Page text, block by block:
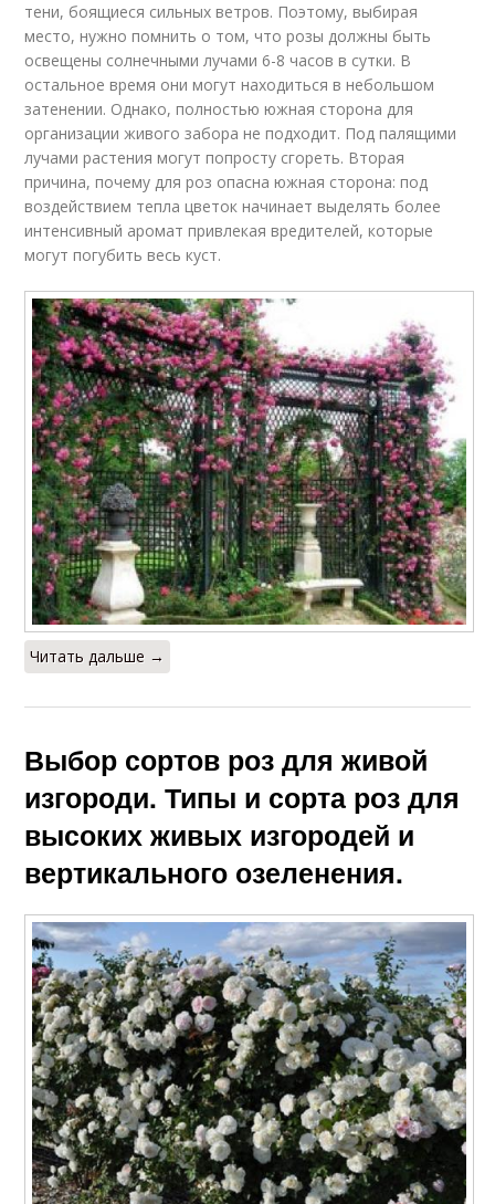
тени, боящиеся сильных ветров. Поэтому, выбирая
место, нужно помнить о том, что розы должны быть
освещены солнечными лучами 6-8 часов в сутки. В
остальное время они могут находиться в небольшом
затенении. Однако, полностью южная сторона для
организации живого забора не подходит. Под палящими
лучами растения могут попросту сгореть. Вторая
причина, почему для роз опасна южная сторона: под
воздействием тепла цветок начинает выделять более
интенсивный аромат привлекая вредителей, которые
могут погубить весь куст.
Читать дальше →
Выбор сортов роз для живой
изгороди. Типы и сорта роз для
высоких живых изгородей и
вертикального озеленения.